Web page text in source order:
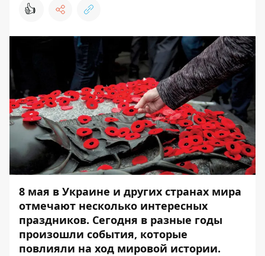
👍
8 мая в Украине и других странах мира
отмечают несколько интересных
праздников. Сегодня в разные годы
произошли события, которые
повлияли на ход мировой истории.